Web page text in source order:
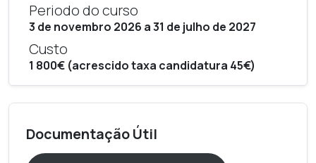
Periodo do curso
3 de novembro 2026 a 31 de julho de 2027
Custo
1 800€ (acrescido taxa candidatura 45€)
Documentação Útil